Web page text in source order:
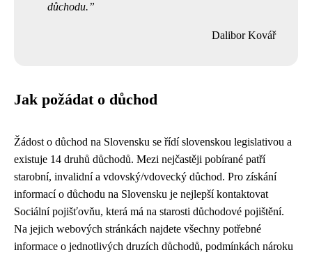
důchodu.
Dalibor Kovář
Jak požádat o důchod
Žádost o důchod na Slovensku se řídí slovenskou legislativou a
existuje 14 druhů důchodů. Mezi nejčastěji pobírané patří
starobní, invalidní a vdovský/vdovecký důchod. Pro získání
informací o důchodu na Slovensku je nejlepší kontaktovat
Sociální pojišťovňu, která má na starosti důchodové pojištění.
Na jejich webových stránkách najdete všechny potřebné
informace o jednotlivých druzích důchodů, podmínkách nároku